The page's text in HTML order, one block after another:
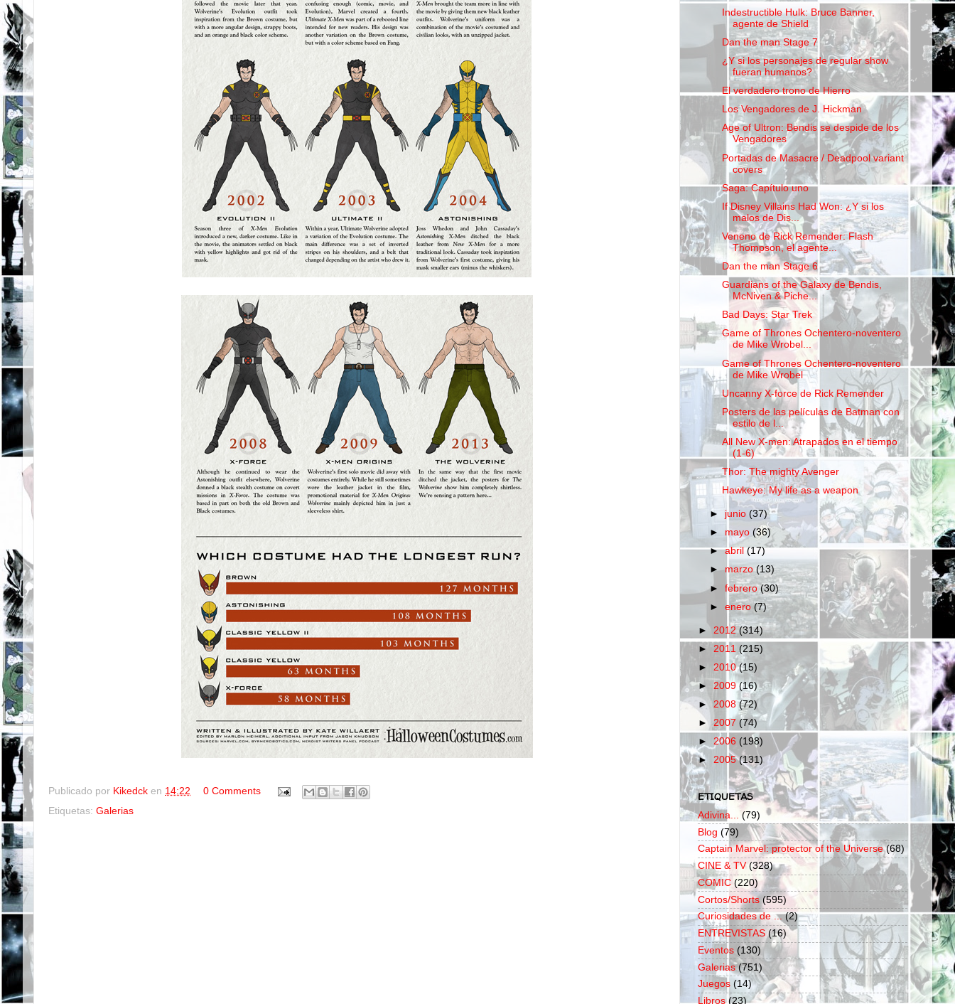
Publicado por Kikedck en 14:22
0 Comments
Etiquetas: Galerias
Indestructible Hulk: Bruce Banner,
agente de Shield
Dan the man Stage 7
¿Y si los personajes de regular show
fueran humanos?
El verdadero trono de Hierro
Los Vengadores de J. Hickman
Age of Ultron: Bendis se despide de los
Vengadores
Portadas de Masacre / Deadpool variant
covers
Saga: Capítulo uno
If Disney Villains Had Won: ¿Y si los
malos de Dis...
Veneno de Rick Remender: Flash
Thompson, el agente...
Dan the man Stage 6
Guardians of the Galaxy de Bendis,
McNiven & Piche...
Bad Days: Star Trek
Game of Thrones Ochentero-noventero
de Mike Wrobel...
Game of Thrones Ochentero-noventero
de Mike Wrobel
Uncanny X-force de Rick Remender
Posters de las películas de Batman con
estilo de l...
All New X-men: Atrapados en el tiempo
(1-6)
Thor: The mighty Avenger
Hawkeye: My life as a weapon
► junio(37)
► mayo(36)
►abril(17)
►marzo(13)
►febrero(30)
►enero(7)
► 2012(314)
► 2011 (215)
► 2010(15)
► 2009(16)
► 2008(72)
► 2007 (74)
► 2006 (198)
► 2005(131)
ETIQUETAS
Adivina...
(79)
Blog (79)
Captain Marvel: protector of the Universe (68)
CINE & TV (328)
COMIC (220)
Cortos/Shorts (595)
Curiosidades de ... (2)
ENTREVISTAS (16)
Eventos (130)
Galerias (751)
Juegos (14)
Libros (23)